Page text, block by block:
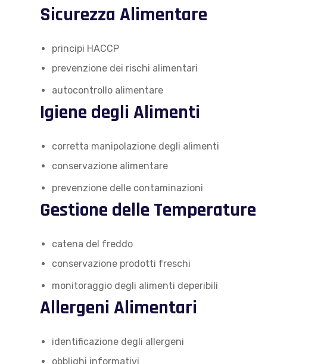
Sicurezza Alimentare
principi HACCP
prevenzione dei rischi alimentari
autocontrollo alimentare
Igiene degli Alimenti
corretta manipolazione degli alimenti
conservazione alimentare
prevenzione delle contaminazioni
Gestione delle Temperature
catena del freddo
conservazione prodotti freschi
monitoraggio degli alimenti deperibili
Allergeni Alimentari
identificazione degli allergeni
obblighi informativi